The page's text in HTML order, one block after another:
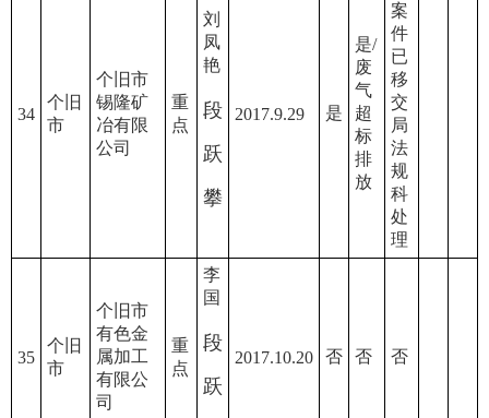
34
个旧
市
个旧市
锡隆矿
冶有限
公司
重
点
刘
凤
艳
段
跃
攀
2017.9.29 是
是/
废
气
超
标
排
放
案
件
已
移
交
局
法
规
科
处
理
35
个旧
市
个旧市
有色金
属加工
有限公
司
重
点
李
国
段
跃
2017.10.20 否 否 否